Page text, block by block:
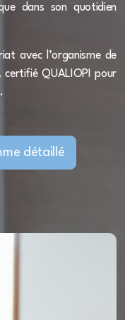
dans son quotidien
avec l’organisme de
certifié QUALIOPI pour
détaillé
âgée